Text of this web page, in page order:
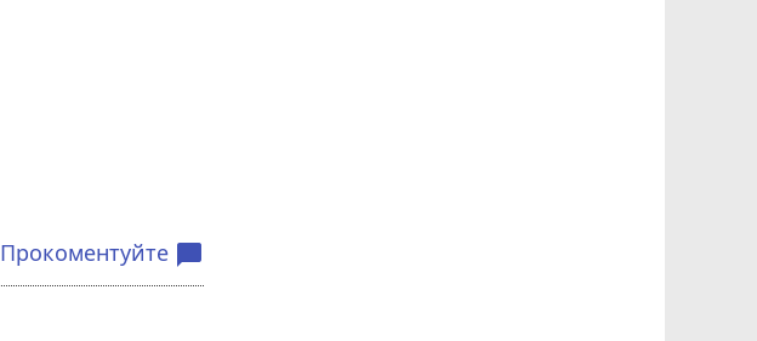
Прокоментуйте chat_bubble